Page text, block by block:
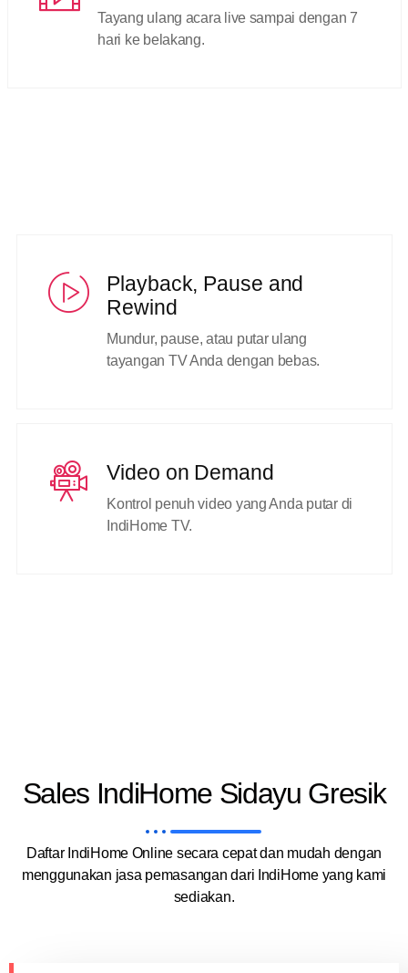
Tayang ulang acara live sampai dengan 7
hari ke belakang.
Playback, Pause and
Rewind
Mundur, pause, atau putar ulang
tayangan TV Anda dengan bebas.
Video on Demand
Kontrol penuh video yang Anda putar di
IndiHome TV.
Sales IndiHome Sidayu Gresik
Daftar IndiHome Online secara cepat dan mudah dengan
menggunakan jasa pemasangan dari IndiHome yang kami
sediakan.